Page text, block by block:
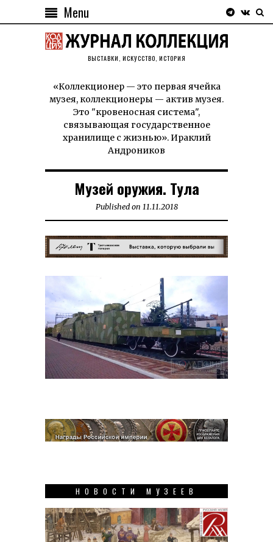
Menu
ВЫСТАВКИ, ИСКУССТВО, ИСТОРИЯ
«Коллекционер — это первая ячейка
музея, коллекционеры — актив музея.
Это "кровеносная система",
связывающая государственное
хранилище с жизнью». Ираклий
Андроников
Музей оружия. Тула
Published on 11.11.201811.11.2018
НОВОСТИ МУЗЕЕВ